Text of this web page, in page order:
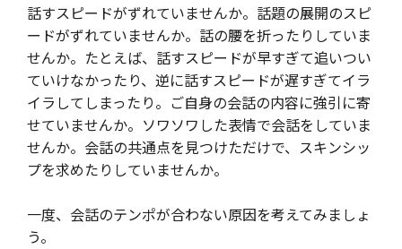
話すスピードがずれていませんか。話題の展開のスピ
ードがずれていませんか。話の腰を折ったりしていま
せんか。たとえば、話すスピードが早すぎて追いつい
ていけなかったり、逆に話すスピードが遅すぎてイラ
イラしてしまったり。ご自身の会話の内容に強引に寄
せていませんか。ソワソワした表情で会話をしていま
せんか。会話の共通点を見つけただけで、スキンシッ
プを求めたりしていませんか。
一度、会話のテンポが合わない原因を考えてみましょ
う。